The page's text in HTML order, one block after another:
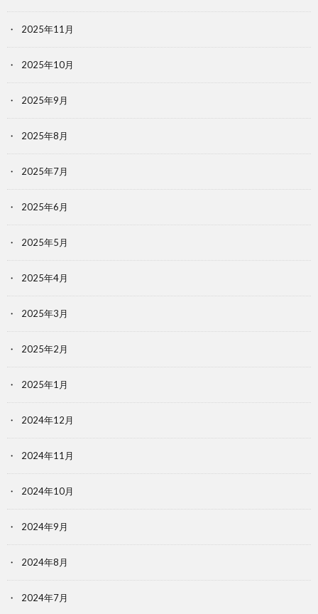
2025年11月
2025年10月
2025年9月
2025年8月
2025年7月
2025年6月
2025年5月
2025年4月
2025年3月
2025年2月
2025年1月
2024年12月
2024年11月
2024年10月
2024年9月
2024年8月
2024年7月